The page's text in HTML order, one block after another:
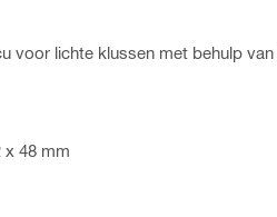
voor lichte klussen met behulp
x 48 mm